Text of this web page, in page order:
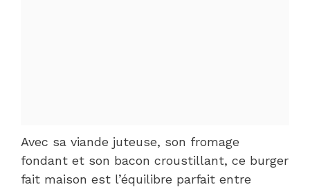
Avec sa viande juteuse, son fromage
fondant et son bacon croustillant, ce burger
fait maison est l’équilibre parfait entre